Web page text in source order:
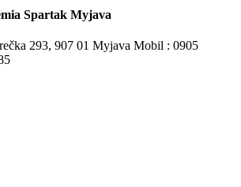
Spartak Myjava
293, 907 01 Myjava Mobil : 0905